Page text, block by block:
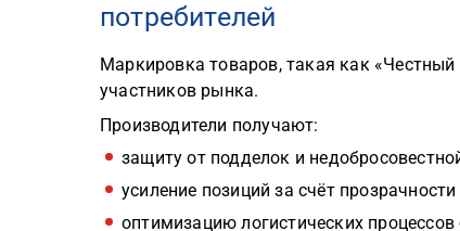
потребителей
Маркировка товаров, такая как
участников рынка.
Производители получают:
защиту от подделок и
усиление позиций за счёт
оптимизацию логистических